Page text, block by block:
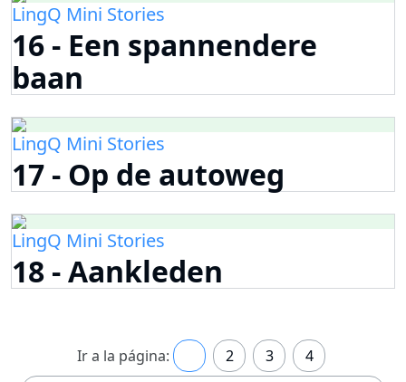
LingQ Mini Stories
16 - Een spannendere
baan
LingQ Mini Stories
17 - Op de autoweg
LingQ Mini Stories
18 - Aankleden
Ir a la página: 2 3 4